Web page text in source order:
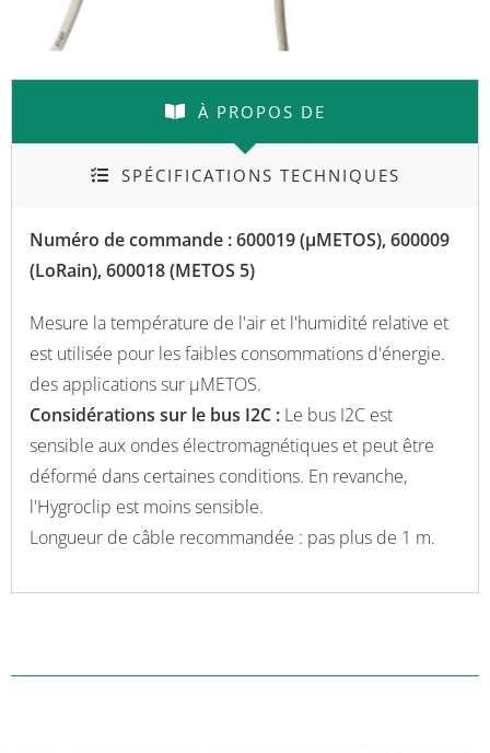
À PROPOS DE
SPÉCIFICATIONS TECHNIQUES
Numéro de commande : 600019 (µMETOS), 600009
(LoRain), 600018 (METOS 5)
Mesure la température de l'air et l'humidité relative et
est utilisée pour les faibles consommations d'énergie.
des applications sur μMETOS.
Considérations sur le bus I2C : Le bus I2C est
sensible aux ondes électromagnétiques et peut être
déformé dans certaines conditions. En revanche,
l'Hygroclip est moins sensible.
Longueur de câble recommandée : pas plus de 1 m.